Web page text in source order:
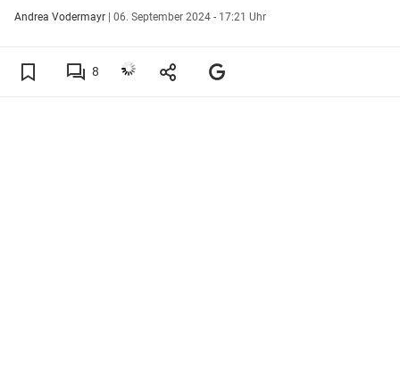
Andrea Vodermayr | 06. September 2024 - 17:21 Uhr
8